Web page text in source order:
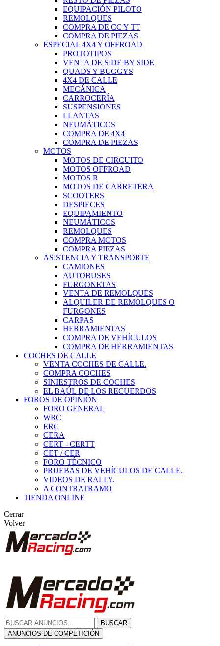
EQUIPACIÓN PILOTO
REMOLQUES
COMPRA DE CC Y TT
COMPRA DE PIEZAS
ESPECIAL 4X4 Y OFFROAD
PROTOTIPOS
VENTA DE SIDE BY SIDE
QUADS Y BUGGYS
4X4 DE CALLE
MECÁNICA
CARROCERÍA
SUSPENSIONES
LLANTAS
NEUMÁTICOS
COMPRA DE 4X4
COMPRA DE PIEZAS
MOTOS
MOTOS DE CIRCUITO
MOTOS OFFROAD
MOTOS R
MOTOS DE CARRETERA
SCOOTERS
DESPIECES
EQUIPAMIENTO
NEUMÁTICOS
REMOLQUES
COMPRA MOTOS
COMPRA PIEZAS
ASISTENCIA Y TRANSPORTE
CAMIONES
AUTOBUSES
FURGONETAS
VENTA DE REMOLQUES
ALQUILER DE REMOLQUES O
FURGONES
CARPAS
HERRAMIENTAS
COMPRA DE VEHÍCULOS
COMPRA DE HERRAMIENTAS
COCHES DE CALLE
VENTA COCHES DE CALLE.
COMPRA COCHES
SINIESTROS DE COCHES
EL BAÚL DE LOS RECUERDOS
FOROS DE OPINIÓN
FORO GENERAL
WRC
ERC
CERA
CERT - CERTT
CET / CER
FORO TÉCNICO
PRUEBAS DE VEHÍCULOS DE CALLE.
VIDEOS DE RALLY.
A CONTRATRAMO
TIENDA ONLINE
Cerrar
Volver
BUSCAR
ANUNCIOS DE COMPETICIÓN